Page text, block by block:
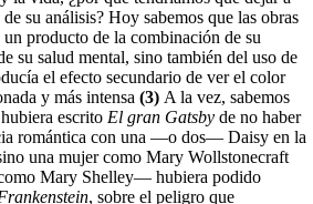
su análisis? Hoy sabemos que las obras
producto de la combinación de su
su salud mental, sino también del uso de
el efecto secundario de ver el color
y más intensa (3) A la vez, sabemos
escrito El gran Gatsby de no haber
romántica con una —o dos— Daisy en la
una mujer como Mary Wollstonecraft
Mary Shelley— hubiera podido
, sobre el peligro que